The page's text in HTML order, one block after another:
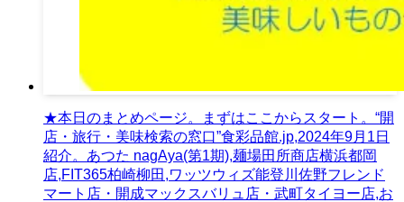
★本日のまとめページ。まずはここからスタート。“開
店・旅行・美味検索の窓口”食彩品館.jp,2024年9月1日
紹介。あつた nagAya(第1期),麺場田所商店横浜都岡
店,FIT365柏崎柳田,ワッツウィズ能登川佐野フレンド
マート店・開成マックスバリュ店・武町タイヨー店,お